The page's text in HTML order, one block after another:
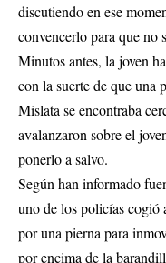
discutiendo en ese
convencerlo para que no
Minutos antes, la joven
con la suerte de que una
Mislata se encontraba
avalanzaron sobre el
ponerlo a salvo.
Según han informado
uno de los policías
por una pierna para
por encima de la